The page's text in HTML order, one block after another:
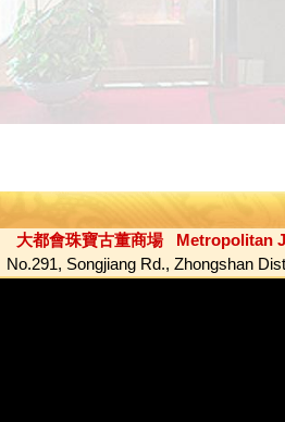
大都會珠寶古董商場 Metropolitan
No.291, Songjiang Rd.,